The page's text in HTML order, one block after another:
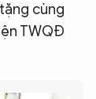
cùng
TWQĐ